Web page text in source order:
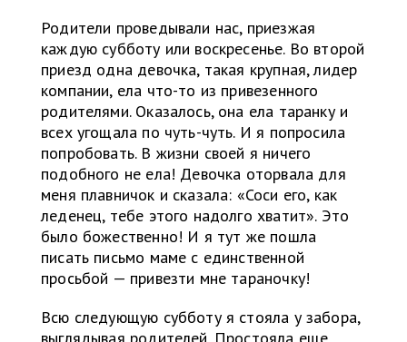
Родители проведывали нас, приезжая
каждую субботу или воскресенье. Во второй
приезд одна девочка, такая крупная, лидер
компании, ела что-то из привезенного
родителями. Оказалось, она ела таранку и
всех угощала по чуть-чуть. И я попросила
попробовать. В жизни своей я ничего
подобного не ела! Девочка оторвала для
меня плавничок и сказала: «Соси его, как
леденец, тебе этого надолго хватит». Это
было божественно! И я тут же пошла
писать письмо маме с единственной
просьбой — привезти мне тараночку!
Всю следующую субботу я стояла у забора,
выглядывая родителей. Простояла еще